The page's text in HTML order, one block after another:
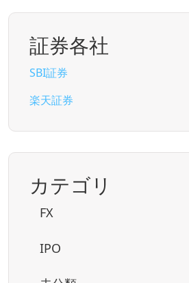
証券各社
SBI証券
楽天証券
カテゴリ
FX
IPO